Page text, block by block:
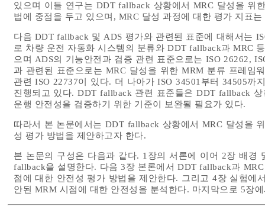
있으며 이들 연구는 DDT fallback 상황에서 MRC 달성을 위
법에 중점을 두고 있으며, MRC 달성 과정에 대한 평가 지표
다음 DDT fallback 및 ADS 평가와 관련된 표준에 대해서는
로 차량 운전 자동화 시스템의 분류와 DDT fallback과 MRC
으며 ADS의 기능안전과 검증 관련 표준으로는 ISO 26262,
과 관련된 표준으로는 MRC 달성을 위한 MRM 분류 프레임
관련 ISO 22737이 있다. 더 나아가 ISO 34501부터 34505
진행되고 있다. DDT fallback 관련 표준들은 DDT fallback
운행 안전성을 검증하기 위한 기준이 보완될 필요가 있다.
따라서 본 논문에서는 DDT fallback 상황에서 MRC 달성을
성 평가 방법을 제안하고자 한다.
본 논문의 구성은 다음과 같다. 1장의 서론에 이어 2장 배경
fallback을 설명한다. 다음 3장 본론에서 DDT fallback과
점에 대한 안전성 평가 방법을 제안한다. 그리고 4장 실험에
안된 MRM 시점에 대한 안전성을 분석한다. 마지막으로 5장